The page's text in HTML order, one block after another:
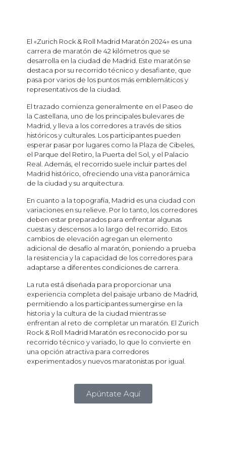
El «Zurich Rock & Roll Madrid Maratón 2024» es una
carrera de maratón de 42 kilómetros que se
desarrolla en la ciudad de Madrid. Este maratón se
destaca por su recorrido técnico y desafiante, que
pasa por varios de los puntos más emblemáticos y
representativos de la ciudad.
El trazado comienza generalmente en el Paseo de
la Castellana, uno de los principales bulevares de
Madrid, y lleva a los corredores a través de sitios
históricos y culturales. Los participantes pueden
esperar pasar por lugares como la Plaza de Cibeles,
el Parque del Retiro, la Puerta del Sol, y el Palacio
Real. Además, el recorrido suele incluir partes del
Madrid histórico, ofreciendo una vista panorámica
de la ciudad y su arquitectura.
En cuanto a la topografía, Madrid es una ciudad con
variaciones en su relieve. Por lo tanto, los corredores
deben estar preparados para enfrentar algunas
cuestas y descensos a lo largo del recorrido. Estos
cambios de elevación agregan un elemento
adicional de desafío al maratón, poniendo a prueba
la resistencia y la capacidad de los corredores para
adaptarse a diferentes condiciones de carrera.
La ruta está diseñada para proporcionar una
experiencia completa del paisaje urbano de Madrid,
permitiendo a los participantes sumergirse en la
historia y la cultura de la ciudad mientras se
enfrentan al reto de completar un maratón. El Zurich
Rock & Roll Madrid Maratón es reconocido por su
recorrido técnico y variado, lo que lo convierte en
una opción atractiva para corredores
experimentados y nuevos maratonistas por igual.
Apúntate Aquí